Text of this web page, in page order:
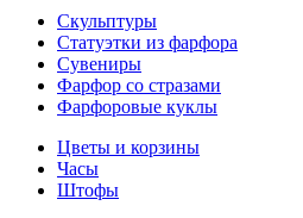
Скульптуры
Статуэтки из фарфора
Сувениры
Фарфор со стразами
Фарфоровые куклы
Цветы и корзины
Часы
Штофы